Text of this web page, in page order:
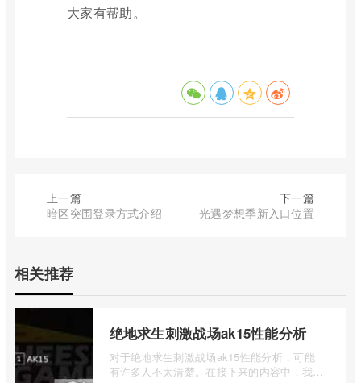
大家有帮助。
上一篇
暗区突围登录方式介绍
下一篇
光遇梦想季新入口位置
相关推荐
绝地求生刺激战场ak15性能分析
对于绝地求生刺激战场ak15性能分析，可能
有许多人不太清楚。在接下来的内容中，我将